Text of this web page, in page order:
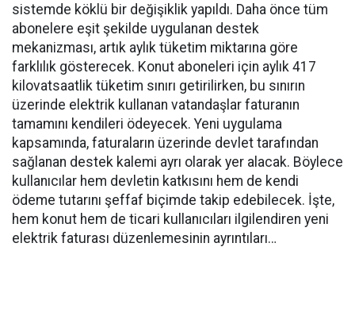
sistemde köklü bir değişiklik yapıldı. Daha önce tüm
abonelere eşit şekilde uygulanan destek
mekanizması, artık aylık tüketim miktarına göre
farklılık gösterecek. Konut aboneleri için aylık 417
kilovatsaatlik tüketim sınırı getirilirken, bu sınırın
üzerinde elektrik kullanan vatandaşlar faturanın
tamamını kendileri ödeyecek. Yeni uygulama
kapsamında, faturaların üzerinde devlet tarafından
sağlanan destek kalemi ayrı olarak yer alacak. Böylece
kullanıcılar hem devletin katkısını hem de kendi
ödeme tutarını şeffaf biçimde takip edebilecek. İşte,
hem konut hem de ticari kullanıcıları ilgilendiren yeni
elektrik faturası düzenlemesinin ayrıntıları…